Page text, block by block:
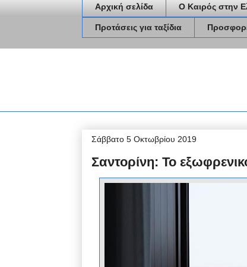
Αρχική σελίδα Ο Καιρός στην
Προτάσεις για ταξίδια
Σάββατο 5 Οκτωβρίου 2019
Σαντορίνη: Το